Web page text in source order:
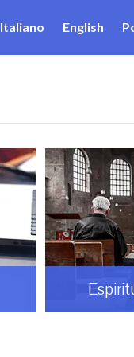
Italiano English